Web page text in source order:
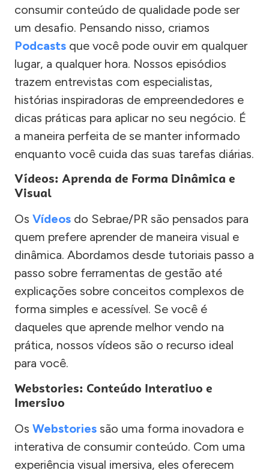
consumir conteúdo de qualidade pode ser
um desafio. Pensando nisso, criamos
Podcasts que você pode ouvir em qualquer
lugar, a qualquer hora. Nossos episódios
trazem entrevistas com especialistas,
histórias inspiradoras de empreendedores e
dicas práticas para aplicar no seu negócio. É
a maneira perfeita de se manter informado
enquanto você cuida das suas tarefas diárias.
Vídeos: Aprenda de Forma Dinâmica e
Visual
Os Vídeos do Sebrae/PR são pensados para
quem prefere aprender de maneira visual e
dinâmica. Abordamos desde tutoriais passo a
passo sobre ferramentas de gestão até
explicações sobre conceitos complexos de
forma simples e acessível. Se você é
daqueles que aprende melhor vendo na
prática, nossos vídeos são o recurso ideal
para você.
Webstories: Conteúdo Interativo e
Imersivo
Os Webstories são uma forma inovadora e
interativa de consumir conteúdo. Com uma
experiência visual imersiva, eles oferecem